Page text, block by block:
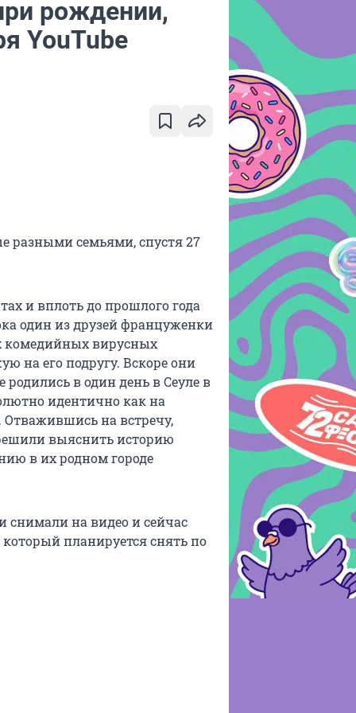
рождении,
YouTube
разными семьями, спустя 27
и вплоть до прошлого года
один из друзей француженки
комедийных вирусных
на его подругу. Вскоре они
в один день в Сеуле в
идентично как на
Отважившись на встречу,
выяснить историю
в их родном городе
снимали на видео и сейчас
планируется снять по